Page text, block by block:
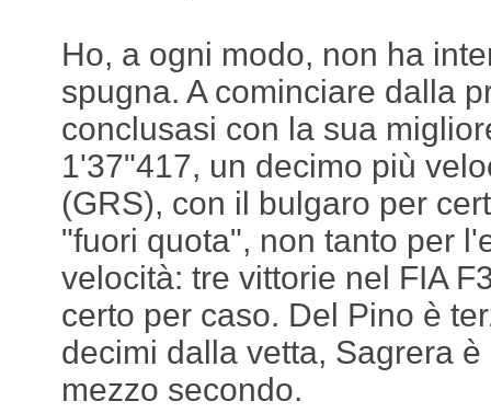
Ho, a ogni modo, non ha
spugna. A cominciare dalla
conclusasi con la sua
1'37"417, un decimo più
(GRS), con il bulgaro per
"fuori quota", non tanto per
velocità: tre vittorie nel FIA
certo per caso. Del Pino è
decimi dalla vetta, Sagrera
mezzo secondo.